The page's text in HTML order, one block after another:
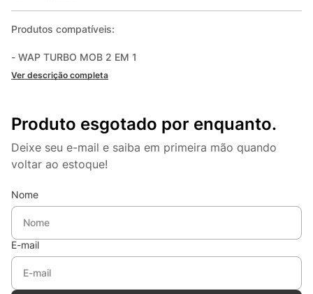
Produtos compatíveis:
- WAP TURBO MOB 2 EM 1
Ver descrição completa
Produto esgotado por enquanto.
Deixe seu e-mail e saiba em primeira mão quando
voltar ao estoque!
Nome
E-mail